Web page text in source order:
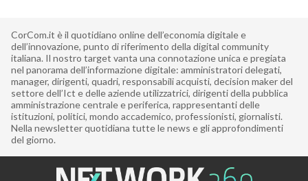
CorCom.it è il quotidiano online dell’economia digitale e
dell’innovazione, punto di riferimento della digital community
italiana. Il nostro target vanta una connotazione unica e pregiata
nel panorama dell’informazione digitale: amministratori delegati,
manager, dirigenti, quadri, responsabili acquisti, decision maker del
settore dell’Ict e delle aziende utilizzatrici, dirigenti della pubblica
amministrazione centrale e periferica, rappresentanti delle
istituzioni, politici, mondo accademico, professionisti, giornalisti.
Nella newsletter quotidiana tutte le news e gli approfondimenti
del giorno.